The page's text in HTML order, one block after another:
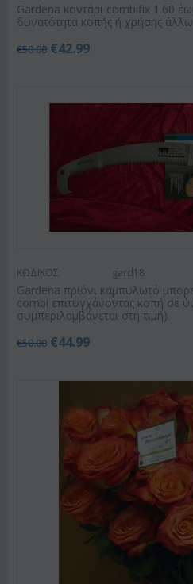
Gardena κοντάρι combifix 1.60
δυνατότητα κοπής ή χρήσης
€50.00 €42.99
ΚΩΔΙΚΟΣ: gard18
Gardena πριόνι καμπυλωτό
combi επιτυγχάνοντας κοπή σε
συμπεριλαμβάνεται στη τιμή).
€50.00 €44.99